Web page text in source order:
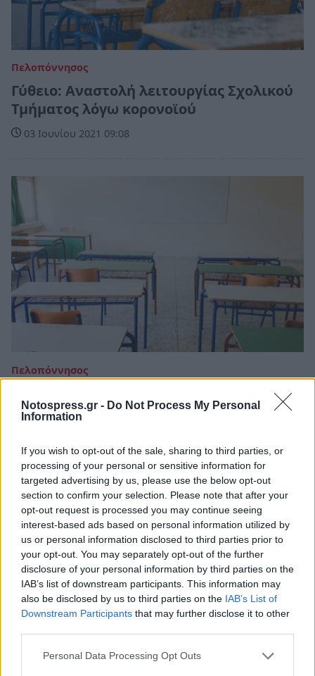
Notospress.gr - Do Not Process My Personal
Information
If you wish to opt-out of the sale, sharing to third parties, or
processing of your personal or sensitive information for
targeted advertising by us, please use the below opt-out
section to confirm your selection. Please note that after your
opt-out request is processed you may continue seeing
interest-based ads based on personal information utilized by
us or personal information disclosed to third parties prior to
your opt-out. You may separately opt-out of the further
disclosure of your personal information by third parties on the
IAB’s list of downstream participants. This information may
also be disclosed by us to third parties on the IAB’s List of
Downstream Participants that may further disclose it to other
Personal Data Processing Opt Outs
Πελοπόννησος
Γύθειο: Αναστολή λειτουργίας Σχολικού
Τμήματος λόγω κορονοϊού
03 Ιουνίου 2021 09:08
Πελοπόννησος
COVID-19: Αναστέλλεται η λειτουργία
σχολικών τμημάτων στην Καλαμάτα